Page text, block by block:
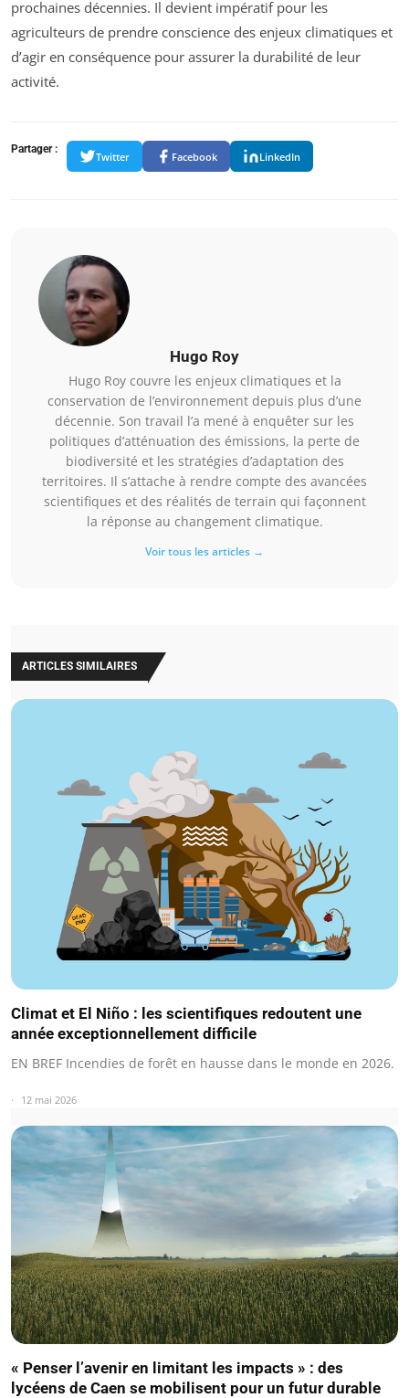
prochaines décennies. Il devient impératif pour les
agriculteurs de prendre conscience des enjeux climatiques et
d’agir en conséquence pour assurer la durabilité de leur
activité.
Partager :
Twitter Facebook LinkedIn
Hugo Roy
Hugo Roy couvre les enjeux climatiques et la
conservation de l’environnement depuis plus d’une
décennie. Son travail l’a mené à enquêter sur les
politiques d’atténuation des émissions, la perte de
biodiversité et les stratégies d’adaptation des
territoires. Il s’attache à rendre compte des avancées
scientifiques et des réalités de terrain qui façonnent
la réponse au changement climatique.
Voir tous les articles →
ARTICLES SIMILAIRES
Climat et El Niño : les scientifiques redoutent une
année exceptionnellement difficile
EN BREF Incendies de forêt en hausse dans le monde en 2026.
12 mai 2026
« Penser l’avenir en limitant les impacts » : des
lycéens de Caen se mobilisent pour un futur durable